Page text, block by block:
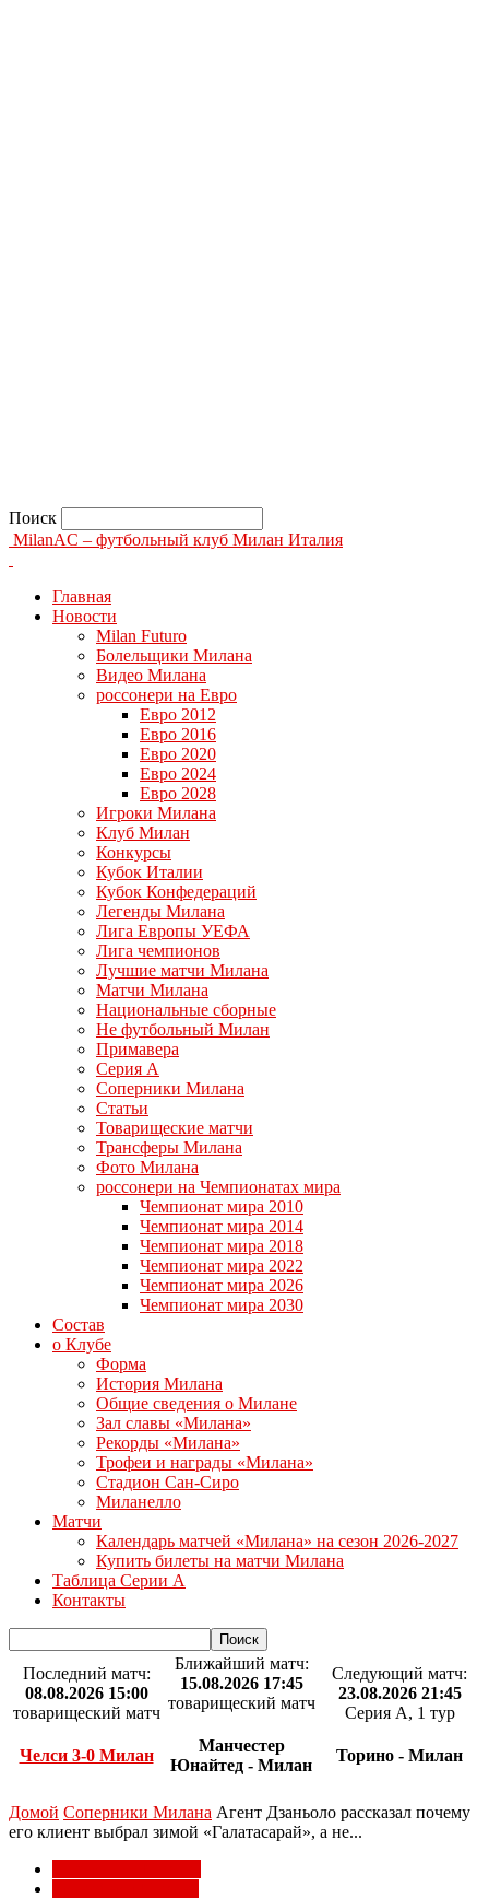
Поиск
MilanAC – футбольный клуб Милан Италия
Главная
Новости
Milan Futuro
Болельщики Милана
Видео Милана
россонери на Евро
Евро 2012
Евро 2016
Евро 2020
Евро 2024
Евро 2028
Игроки Милана
Клуб Милан
Конкурсы
Кубок Италии
Кубок Конфедераций
Легенды Милана
Лига Европы УЕФА
Лига чемпионов
Лучшие матчи Милана
Матчи Милана
Национальные сборные
Не футбольный Милан
Примавера
Серия А
Соперники Милана
Статьи
Товарищеские матчи
Трансферы Милана
Фото Милана
россонери на Чемпионатах мира
Чемпионат мира 2010
Чемпионат мира 2014
Чемпионат мира 2018
Чемпионат мира 2022
Чемпионат мира 2026
Чемпионат мира 2030
Состав
о Клубе
Форма
История Милана
Общие сведения о Милане
Зал славы «Милана»
Рекорды «Милана»
Трофеи и награды «Милана»
Стадион Сан-Сиро
Миланелло
Матчи
Календарь матчей «Милана» на сезон 2026-2027
Купить билеты на матчи Милана
Таблица Серии А
Контакты
Последний матч:
08.08.2026 15:00
товарищеский матч
Челси 3-0 Милан
Ближайший матч:
15.08.2026 17:45
товарищеский матч
Манчестер
Юнайтед - Милан
Следующий матч:
23.08.2026 21:45
Серия А, 1 тур
Торино - Милан
Домой Соперники Милана Агент Дзаньоло рассказал почему
его клиент выбрал зимой «Галатасарай», а не...